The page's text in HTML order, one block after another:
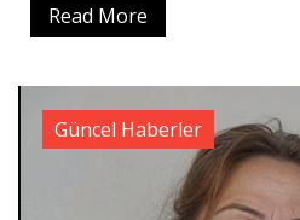
Read More
Güncel Haberler